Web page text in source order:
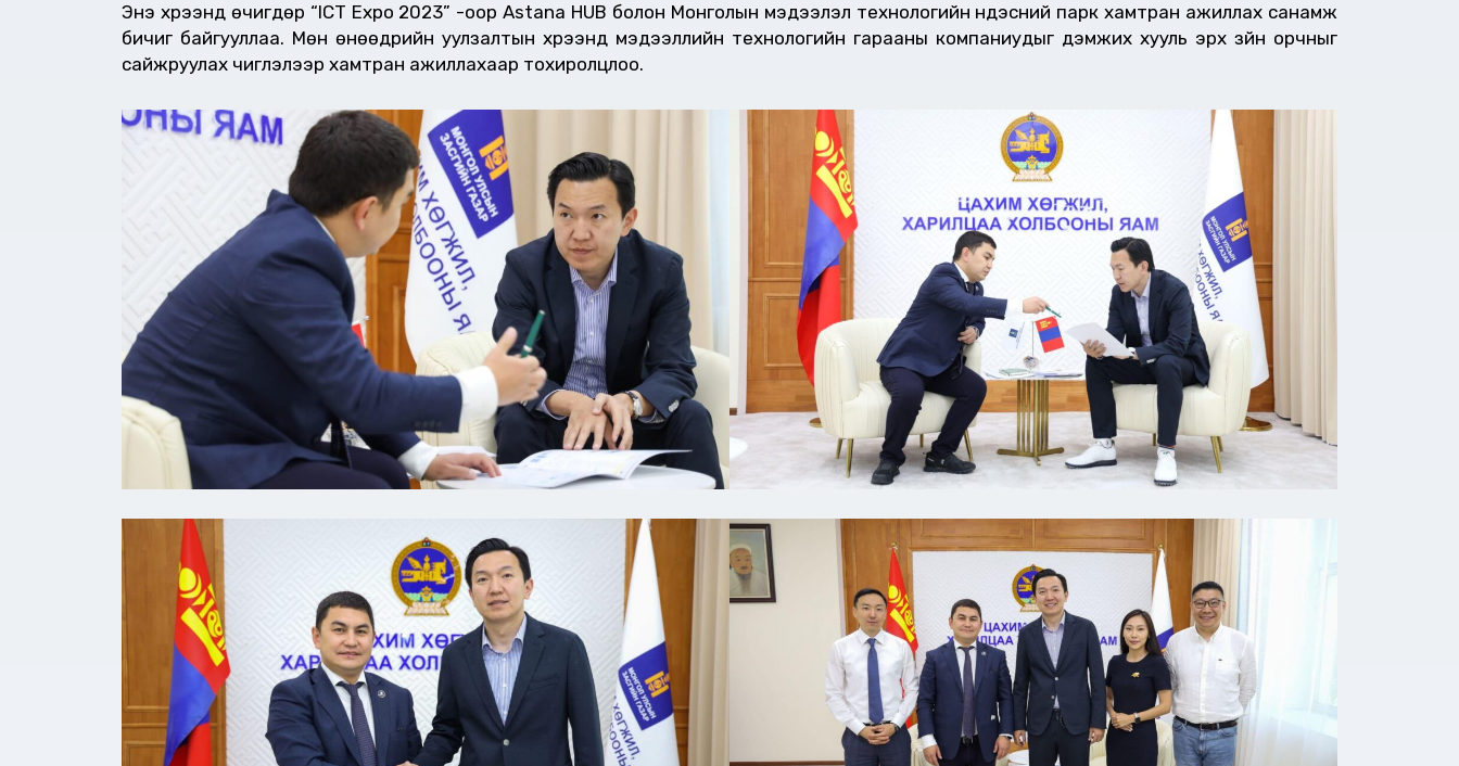
Энэ хүрээнд өчигдөр “ICT Expo 2023” -оор Astana HUB болон Монголын мэдээлэл технологийн үндэсний парк хамтран ажиллах санамж
бичиг байгууллаа. Мөн өнөөдрийн уулзалтын хүрээнд мэдээллийн технологийн гарааны компаниудыг дэмжих хууль эрх зүйн орчныг
сайжруулах чиглэлээр хамтран ажиллахаар тохиролцлоо.